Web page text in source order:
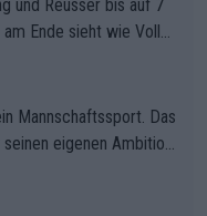
und Reusser bis auf 7
Ende sieht wie Voller
geschlossen hat un
Ein schwerer taktischer
Beobachtung trifft
Moment war das e
Mannschaftssport. Das
Ambition
und konkret am Erf